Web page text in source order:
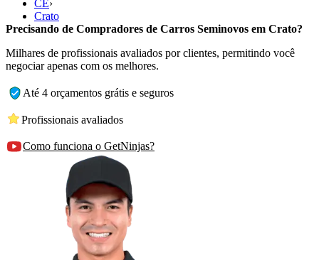
CE›
Crato
Precisando de Compradores de Carros Seminovos em Crato?
Milhares de profissionais avaliados por clientes, permitindo você
negociar apenas com os melhores.
Até 4 orçamentos grátis e seguros
Profissionais avaliados
Como funciona o GetNinjas?